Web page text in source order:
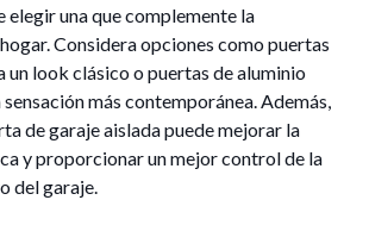
elegir una que complemente la
Considera opciones como puertas
un look clásico o puertas de aluminio
más contemporánea. Además,
de garaje aislada puede mejorar la
y proporcionar un mejor control de la
del garaje.